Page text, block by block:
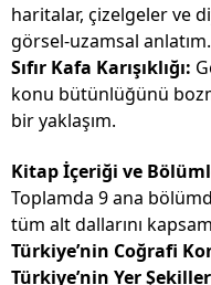
haritalar, çizelgeler ve
görsel-uzamsal anlatım.
Sıfır Kafa Karışıklığı:
konu bütünlüğünü
bir yaklaşım.
Kitap İçeriği ve
Toplamda 9 ana
tüm alt dallarını
Türkiye’nin Coğrafi
Türkiye’nin Yer